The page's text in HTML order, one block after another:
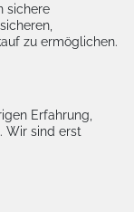
sichere
zu ermöglichen.
Erfahrung,
Wir sind erst